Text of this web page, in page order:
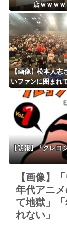
店ｗｗｗｗ
【画像】松本人志
いファンに囲まれ
【朗報】「クレヨ
【画像】
年代アニ
て地獄」
れない」